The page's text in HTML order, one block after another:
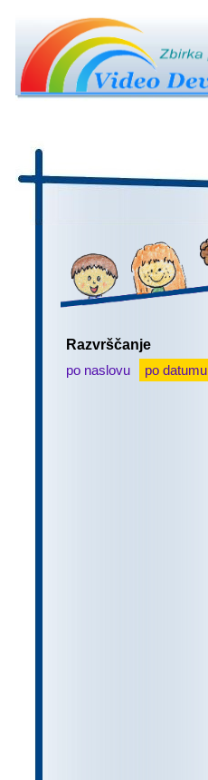
Razvrščanje
po naslovu
po datumu